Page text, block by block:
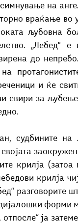
на
враќање во
љубовна
„Лебед“ е
до
и ќе
свири за
крилја
крилја
разговорите
форми
ја